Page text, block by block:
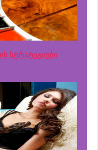
სტრატეგიები